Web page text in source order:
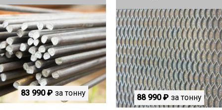
83 990 ₽ за тонну 88 990 ₽ за тонну